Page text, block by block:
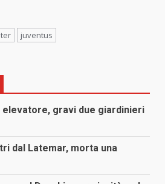
juventus
elevatore, gravi due giardinieri
dal Latemar, morta una